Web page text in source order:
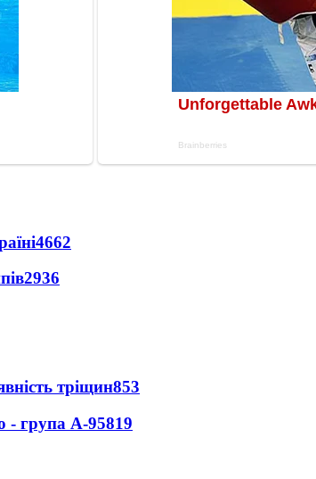
4662
2936
тріщин853
- група А-95819